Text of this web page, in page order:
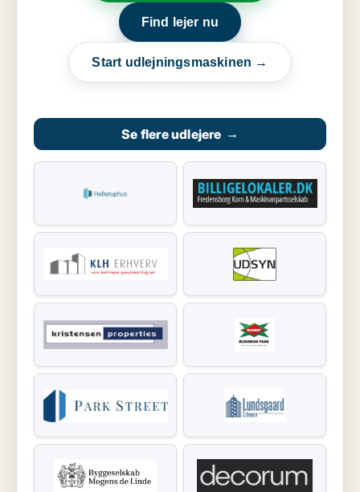
Find lejer nu
Start udlejningsmaskinen →
Se flere udlejere →